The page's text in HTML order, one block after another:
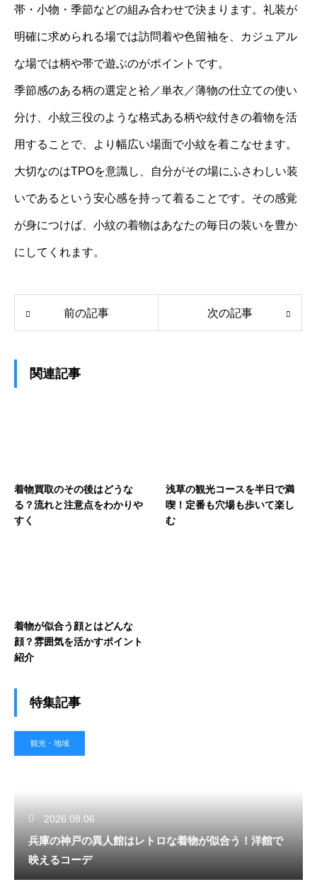
帯・小物・季節などの組み合わせで決まります。礼装が
明確に求められる場では訪問着や色留袖を、カジュアル
な場では柄や帯で遊ぶのがポイントです。
季節感のある柄の選定と袷／単衣／薄物の仕立ての使い
分け、小紋三役のような格式ある柄や紋付きの着物を活
用することで、より幅広い場面で小紋を着こなせます。
大切なのはTPOを意識し、自分がその場にふさわしい装
いであるという安心感を持って着ることです。その感覚
が身につけば、小紋の着物はあなたの毎日の装いを豊か
にしてくれます。
前の記事 次の記事
関連記事
着物買取のその後はどうな
る？流れと注意点をわかりや
すく
浅草の観光コースを半日で満
喫！定番も穴場も歩いて楽し
む
着物が似合う顔とはどんな
顔？雰囲気を活かすポイント
紹介
特集記事
観光・地域
2026.08.06
兵庫の神戸の異人館はレトロな着物が似合う！洋館で
映えるコーデ